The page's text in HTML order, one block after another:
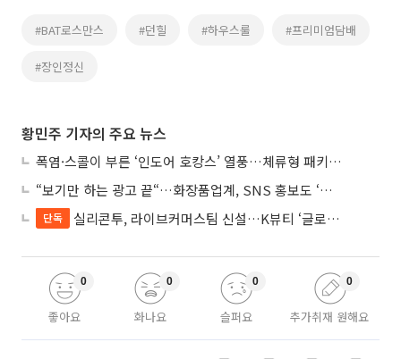
#BAT로스만스 #던힐 #하우스룰 #프리미엄담배
#장인정신
황민주 기자의 주요 뉴스
폭염·스콜이 부른 ‘인도어 호캉스’ 열풍…체류형 패키지 뜬다
“보기만 하는 광고 끝“…화장품업계, SNS 홍보도 ‘참여형 콘텐츠’로 변모
단독 실리콘투, 라이브커머스팀 신설…K뷰티 ‘글로벌 판매망’ 확대
좋아요
0
화나요
0
슬퍼요
0
추가취재 원해요
0